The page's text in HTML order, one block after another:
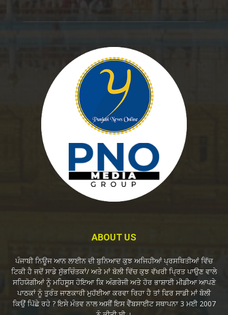
ABOUT US
ਪੰਜਾਬੀ ਨਿਊਜ ਆਨ ਲਾਈਨ ਦੀ ਬੁਨਿਆਦ ਕੁਝ ਅਜਿਹੀਆਂ ਪ੍ਰਸਥਿਤੀਆਂ ਵਿੱਚ
ਟਿਕੀ ਹੈ ਜਦੋਂ ਸਾਡੇ ਸੁੱਭਚਿੰਤਕਾਂ/ ਅਤੇ ਮਾਂ ਬੋਲੀ ਵਿੱਚ ਕੁਝ ਵੱਖਰੀ ਪ੍ਰਿਤ ਪਾਉਣ ਵਾਲੇ
ਸਹਿਯੋਗੀਆਂ ਨੂੰ ਮਹਿਸੂਸ ਹੋਇਆ ਕਿ ਅੰਗਰੇਜੀ ਅਤੇ ਹੋਰ ਭਾਸ਼ਾਈ ਮੀਡੀਆ ਆਪਣੇ
ਪਾਠਕਾਂ ਨੂੰ ਤੁਰੰਤ ਜਾਣਕਾਰੀ ਮੁਹੱਈਆ ਕਰਵਾ ਰਿਹਾ ਹੈ ਤਾਂ ਫਿਰ ਸਾਡੀ ਮਾਂ ਬੋਲੀ
ਕਿਉਂ ਪਿੱਛੇ ਰਹੇ ? ਇਸੇ ਮੰਤਵ ਨਾਲ ਅਸੀਂ ਇਸ ਵੈੱਬਸਾਈਟ ਸਥਾਪਨਾ 3 ਮਈ 2007